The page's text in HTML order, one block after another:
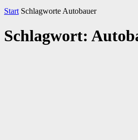
Start Schlagworte Autobauer
Schlagwort: